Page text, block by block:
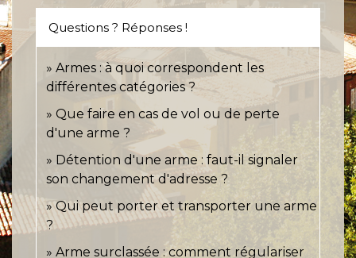
Questions ? Réponses !
Armes : à quoi correspondent les
différentes catégories ?
Que faire en cas de vol ou de perte
d'une arme ?
Détention d'une arme : faut-il signaler
son changement d'adresse ?
Qui peut porter et transporter une arme
?
Arme surclassée : comment régulariser